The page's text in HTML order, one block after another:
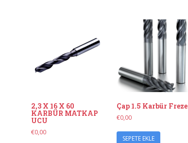
2,3 X 16 X 60
KARBÜR MATKAP
UCU
€0,00
Çap 1.5 Karbür Freze
€0,00
SEPETE EKLE